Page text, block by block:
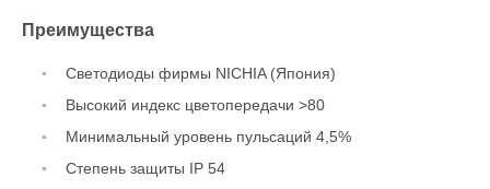
Преимущества
Светодиоды фирмы NICHIA (Япония)
Высокий индекс цветопередачи >80
Минимальный уровень пульсаций 4,5%
Степень защиты IP 54